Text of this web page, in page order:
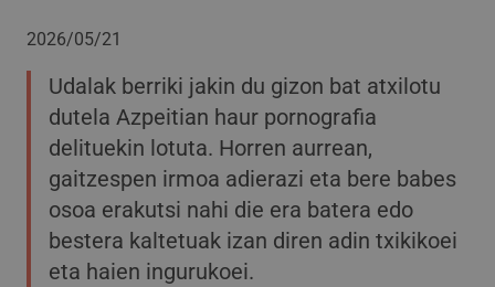
2026/05/21
Udalak berriki jakin du gizon bat atxilotu
dutela Azpeitian haur pornografia
delituekin lotuta. Horren aurrean,
gaitzespen irmoa adierazi eta bere babes
osoa erakutsi nahi die era batera edo
bestera kaltetuak izan diren adin txikikoei
eta haien ingurukoei.